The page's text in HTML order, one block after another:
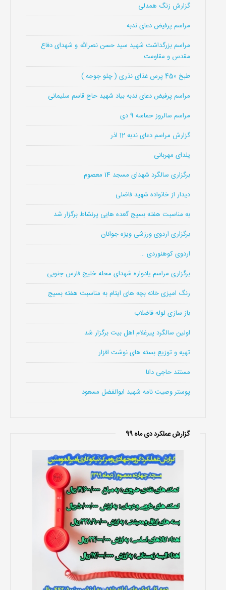
گزارش زنگ همدلی
مراسم پرفیض دعای ندبه
مراسم بزرگداشت شهید سید حسن نصرالله و شهدای دفاع
مقدس و مقاومت
طبخ 450 پرس غذای نذری ( چلو جوجه )
مراسم پرفیض دعای ندبه بیاد شهید حاج قاسم سلیمانی
مراسم سالروز حماسه 9 دی
گزارش مراسم دعای ندبه 12 اذر
یلدای مهربانی
برگزاری سالگرد شهدای مسجد 14 معصوم
دیدار از خانواده شهید فاضلی
به مناسبت هفته بسیج گعده هایی پرنشاط برگزار شد
برگزاری اردوی ورزشی ویژه جوانان
اردوی کوهنوردی …
برگزاری مراسم یادواره شهدای محله خلیج فارس جنوبی
رنگ امیزی خانه بچه های ایتام به مناسبت هفته بسیج
باز سازی لوله فاضلاب
اولین سالگرد پیرغلام اهل بیت برگزار شد
تهیه و توزیع بسته های نوشت افزار
مستند حاجی دانا
پوستر وصیت نامه شهید ابوالفضل مسعود
گزارش عملکرد دی ماه 99